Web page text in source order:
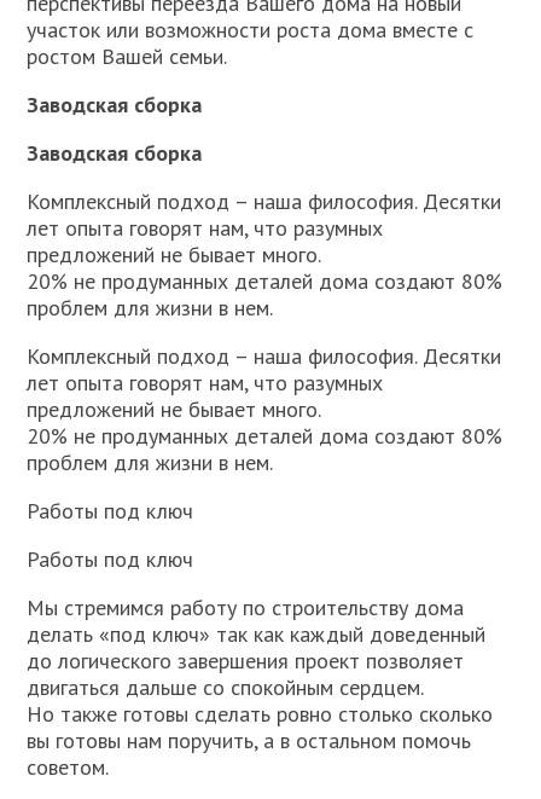
участок или возможности роста дома вместе с
ростом Вашей семьи.
Заводская сборка
Заводская сборка
Комплексный подход – наша философия. Десятки
лет опыта говорят нам, что разумных
предложений не бывает много.
20% не продуманных деталей дома создают 80%
проблем для жизни в нем.
Комплексный подход – наша философия. Десятки
лет опыта говорят нам, что разумных
предложений не бывает много.
20% не продуманных деталей дома создают 80%
проблем для жизни в нем.
Работы под ключ
Работы под ключ
Мы стремимся работу по строительству дома
делать «под ключ» так как каждый доведенный
до логического завершения проект позволяет
двигаться дальше со спокойным сердцем.
Но также готовы сделать ровно столько сколько
вы готовы нам поручить, а в остальном помочь
советом.